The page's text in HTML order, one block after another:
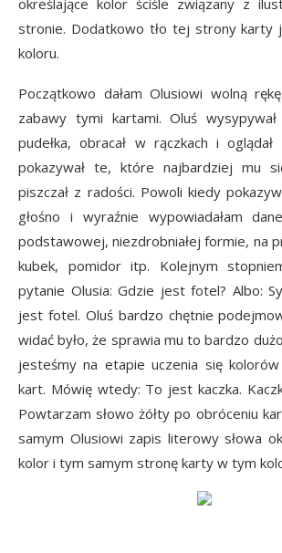
określające kolor ściśle związany z
stronie. Dodatkowo tło tej strony karty
koloru.
Początkowo dałam Olusiowi wolną
zabawy tymi kartami. Oluś
pudełka, obracał w rączkach i
pokazywał te, które najbardziej mu
piszczał z radości. Powoli kiedy
głośno i wyraźnie wypowiadałam
podstawowej, niezdrobniałej formie, na
kubek, pomidor itp. Kolejnym
pytanie Olusia: Gdzie jest fotel? Albo:
jest fotel. Oluś bardzo chętnie
widać było, że sprawia mu to bardzo
jesteśmy na etapie uczenia się
kart. Mówię wtedy: To jest kaczka.
Powtarzam słowo żółty po obróceniu
samym Olusiowi zapis literowy słowa
kolor i tym samym stronę karty w tym